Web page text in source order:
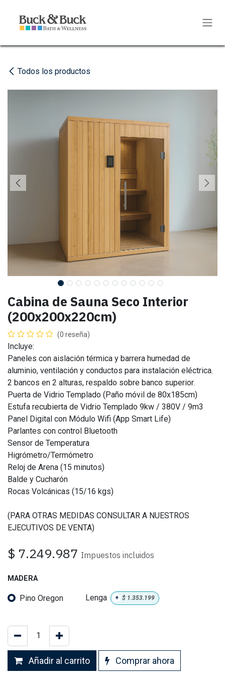
Todos los productos
Cabina de Sauna Seco Interior
(200x200x220cm)
(0 reseña)
Incluye:
Paneles con aislación térmica y barrera humedad de
aluminio, ventilación y conductos para instalación eléctrica.
2 bancos en 2 alturas, respaldo sobre banco superior.
Puerta de Vidrio Templado (Paño móvil de 80x185cm)
Estufa recubierta de Vidrio Templado 9kw / 380V / 9m3
Panel Digital con Módulo Wifi (App Smart Life)
Parlantes con control Bluetooth
Sensor de Temperatura
Higrómetro/Termómetro
Reloj de Arena (15 minutos)
Balde y Cucharón
Rocas Volcánicas (15/16 kgs)
(PARA OTRAS MEDIDAS CONSULTAR A NUESTROS
EJECUTIVOS DE VENTA)
$ 7.249.987 Impuestos incluidos
MADERA
Pino Oregon Lenga + $ 1.353.199
Añadir al carrito Comprar ahora